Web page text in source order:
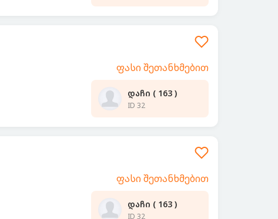
ფასი შეთანხმებით
დაჩი ( 163 )
ID 32
ფასი შეთანხმებით
დაჩი ( 163 )
ID 32